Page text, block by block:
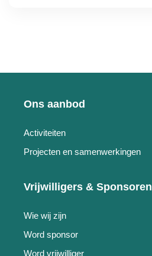
Ons aanbod
Activiteiten
Projecten en samenwerkingen
Vrijwilligers & Sponsoren
Wie wij zijn
Word sponsor
Word vrijwilliger